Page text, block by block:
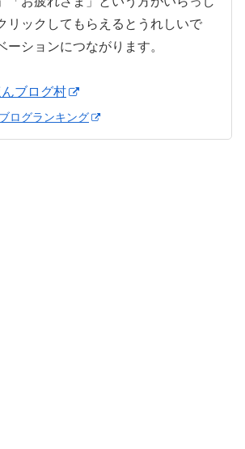
リックしてもらえるとうれしいで
ーションにつながります。
ブログ村
ログランキング